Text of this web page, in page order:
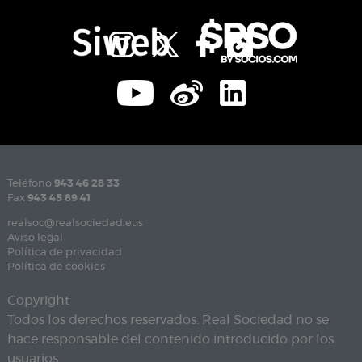
Teléfono 943 46 28 33
Fax 943 45 89 41
realsoc@realsociedad.eus
Aviso legal
Política de privacidad
Política de cookies
Copyright
Todos los derechos reservados. Real Sociedad no se
hace responsable del contenido introducido por los
usuarios.